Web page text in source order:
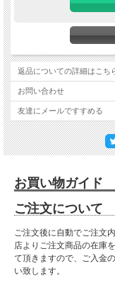
■■ 送料無料にて配達 ■
北海道・東北・沖縄・離島
は別途送料有り）"プルダウ
※運送会社の事情により離
※対象地域の送料は別途ご
ら、注文確定メールにて合
ていない場合はご質問メー
■材質
返品についての詳細はこち
お問い合わせ
友達にメールですすめる
お買い物ガイド
ご注文について
ご注文後に自動でご注文
店よりご注文商品の在庫
て頂きますので、ご入金
い致します。